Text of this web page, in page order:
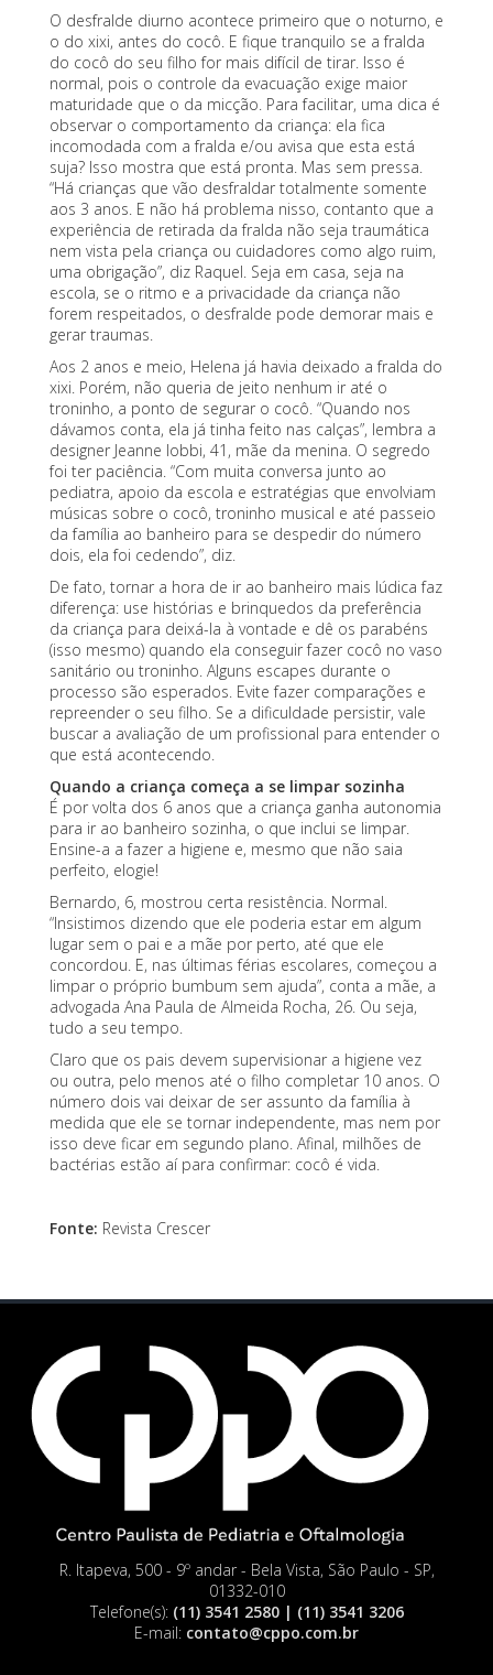
O desfralde diurno acontece primeiro que o noturno, e
o do xixi, antes do cocô. E fique tranquilo se a fralda
do cocô do seu filho for mais difícil de tirar. Isso é
normal, pois o controle da evacuação exige maior
maturidade que o da micção. Para facilitar, uma dica é
observar o comportamento da criança: ela fica
incomodada com a fralda e/ou avisa que esta está
suja? Isso mostra que está pronta. Mas sem pressa.
“Há crianças que vão desfraldar totalmente somente
aos 3 anos. E não há problema nisso, contanto que a
experiência de retirada da fralda não seja traumática
nem vista pela criança ou cuidadores como algo ruim,
uma obrigação”, diz Raquel. Seja em casa, seja na
escola, se o ritmo e a privacidade da criança não
forem respeitados, o desfralde pode demorar mais e
gerar traumas.
Aos 2 anos e meio, Helena já havia deixado a fralda do
xixi. Porém, não queria de jeito nenhum ir até o
troninho, a ponto de segurar o cocô. “Quando nos
dávamos conta, ela já tinha feito nas calças”, lembra a
designer Jeanne Iobbi, 41, mãe da menina. O segredo
foi ter paciência. “Com muita conversa junto ao
pediatra, apoio da escola e estratégias que envolviam
músicas sobre o cocô, troninho musical e até passeio
da família ao banheiro para se despedir do número
dois, ela foi cedendo”, diz.
De fato, tornar a hora de ir ao banheiro mais lúdica faz
diferença: use histórias e brinquedos da preferência
da criança para deixá-la à vontade e dê os parabéns
(isso mesmo) quando ela conseguir fazer cocô no vaso
sanitário ou troninho. Alguns escapes durante o
processo são esperados. Evite fazer comparações e
repreender o seu filho. Se a dificuldade persistir, vale
buscar a avaliação de um profissional para entender o
que está acontecendo.
Quando a criança começa a se limpar sozinha
É por volta dos 6 anos que a criança ganha autonomia
para ir ao banheiro sozinha, o que inclui se limpar.
Ensine-a a fazer a higiene e, mesmo que não saia
perfeito, elogie!
Bernardo, 6, mostrou certa resistência. Normal.
“Insistimos dizendo que ele poderia estar em algum
lugar sem o pai e a mãe por perto, até que ele
concordou. E, nas últimas férias escolares, começou a
limpar o próprio bumbum sem ajuda”, conta a mãe, a
advogada Ana Paula de Almeida Rocha, 26. Ou seja,
tudo a seu tempo.
Claro que os pais devem supervisionar a higiene vez
ou outra, pelo menos até o filho completar 10 anos. O
número dois vai deixar de ser assunto da família à
medida que ele se tornar independente, mas nem por
isso deve ficar em segundo plano. Afinal, milhões de
bactérias estão aí para confirmar: cocô é vida.
Fonte: Revista Crescer
R. Itapeva, 500 - 9º andar - Bela Vista, São Paulo - SP,
01332-010
Telefone(s): (11) 3541 2580 | (11) 3541 3206
E-mail: contato@cppo.com.br